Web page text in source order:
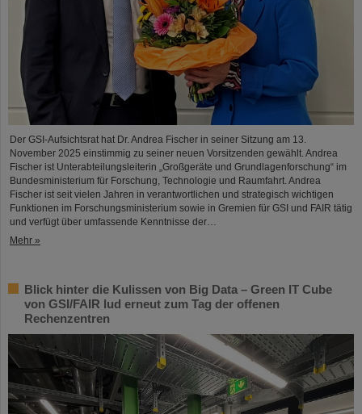
Der GSI-Aufsichtsrat hat Dr. Andrea Fischer in seiner Sitzung am 13.
November 2025 einstimmig zu seiner neuen Vorsitzenden gewählt. Andrea
Fischer ist Unterabteilungsleiterin „Großgeräte und Grundlagenforschung“ im
Bundesministerium für Forschung, Technologie und Raumfahrt. Andrea
Fischer ist seit vielen Jahren in verantwortlichen und strategisch wichtigen
Funktionen im Forschungsministerium sowie in Gremien für GSI und FAIR tätig
und verfügt über umfassende Kenntnisse der…
Mehr »
Blick hinter die Kulissen von Big Data – Green IT Cube
von GSI/FAIR lud erneut zum Tag der offenen
Rechenzentren